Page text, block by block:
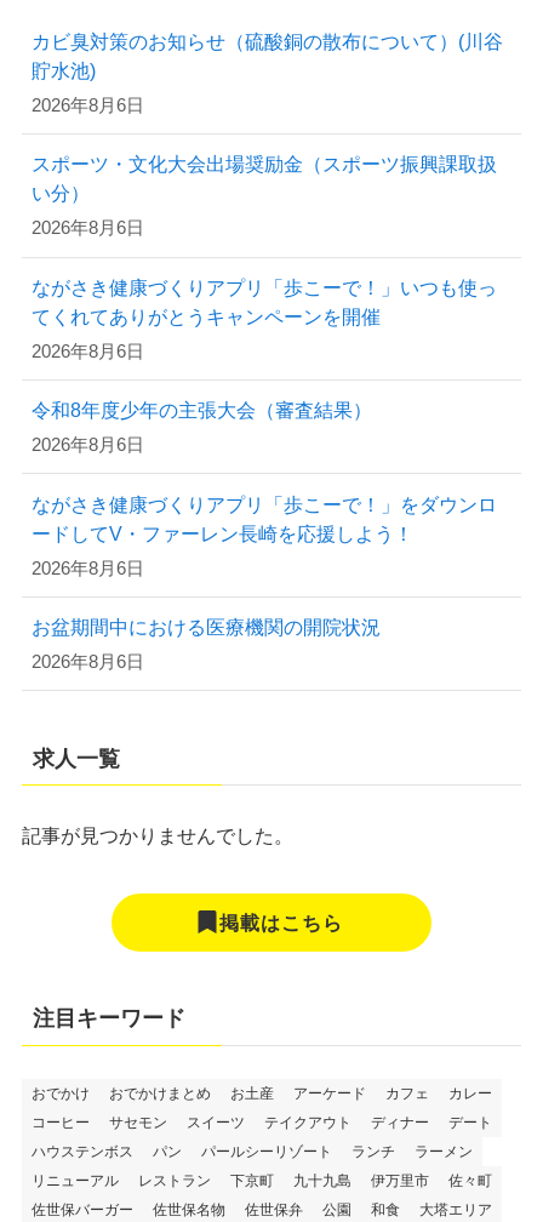
カビ臭対策のお知らせ（硫酸銅の散布について）(川谷
貯水池)
2026年8月6日
スポーツ・文化大会出場奨励金（スポーツ振興課取扱
い分）
2026年8月6日
ながさき健康づくりアプリ「歩こーで！」いつも使っ
てくれてありがとうキャンペーンを開催
2026年8月6日
令和8年度少年の主張大会（審査結果）
2026年8月6日
ながさき健康づくりアプリ「歩こーで！」をダウンロ
ードしてV・ファーレン長崎を応援しよう！
2026年8月6日
お盆期間中における医療機関の開院状況
2026年8月6日
求人一覧
記事が見つかりませんでした。
掲載はこちら
注目キーワード
おでかけ おでかけまとめ お土産 アーケード カフェ
カレー
コーヒー
サセモン スイーツ テイクアウト ディナー
デート
ハウステンボス
パン パールシーリゾート ランチ
ラーメン
リニューアル
レストラン 下京町 九十九島 伊万里市
佐々町
佐世保バーガー
佐世保名物 佐世保弁 公園 和食 大塔エリア